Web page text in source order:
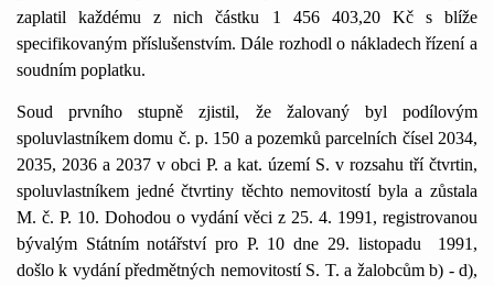
zaplatil každému z nich částku 1 456 403,20 Kč s blíže
specifikovaným příslušenstvím. Dále rozhodl o nákladech řízení a
soudním poplatku.
Soud prvního stupně zjistil, že žalovaný byl podílovým
spoluvlastníkem domu č. p. 150 a pozemků parcelních čísel 2034,
2035, 2036 a 2037 v obci P. a kat. území S. v rozsahu tří čtvrtin,
spoluvlastníkem jedné čtvrtiny těchto nemovitostí byla a zůstala
M. č. P. 10. Dohodou o vydání věci z 25. 4. 1991, registrovanou
bývalým Státním notářství pro P. 10 dne 29. listopadu
1991,
došlo k vydání předmětných nemovitostí S. T. a žalobcům b) - d),